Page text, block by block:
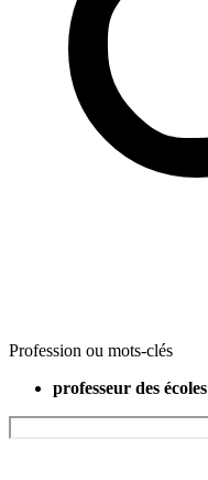
Profession ou mots-clés
professeur des écoles